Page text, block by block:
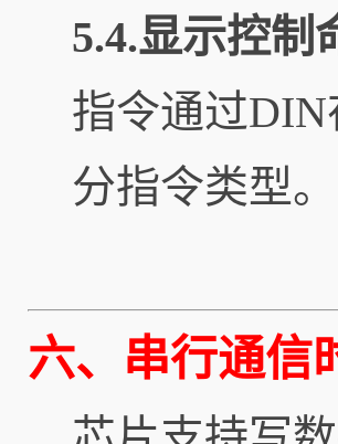
5.4.显示控制
指令通过
分指令类型。
六、串行通信